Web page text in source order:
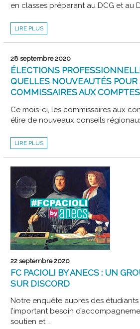
en classes préparant au DCG et au
LE
REGARD
PROFS
LIRE PLUS
28 septembre 2020
ÉLECTIONS
QUELLES NOUVEAUTÉS POUR
COMMISSAIRES AUX
Ce mois-ci, les commissaires aux
élire de nouveaux conseils
ÉLECTIONS
PROFESSIONNELLES
–
POUR
LES
COMMISSAIRES
AUX
COMPTES
LIRE PLUS
22 septembre 2020
FC PACIOLI BY ANECS : UN
SUR DISCORD
Notre enquête auprès des
l’important besoin
soutien et …